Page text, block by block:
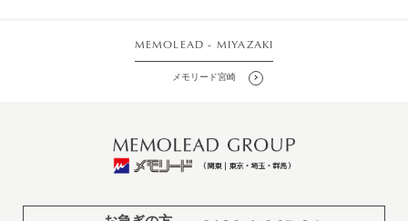
MEMOLEAD - MIYAZAKI
メモリード宮崎